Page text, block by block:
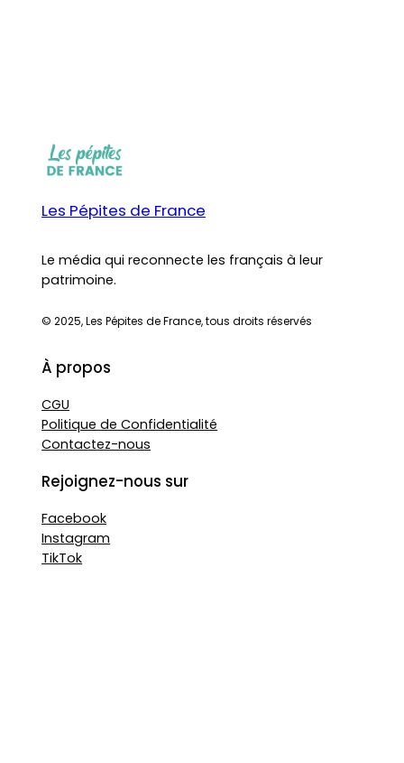
Les Pépites de France
Le média qui reconnecte les français à leur
patrimoine.
© 2025, Les Pépites de France, tous droits réservés
À propos
CGU
Politique de Confidentialité
Contactez-nous
Rejoignez-nous sur
Facebook
Instagram
TikTok